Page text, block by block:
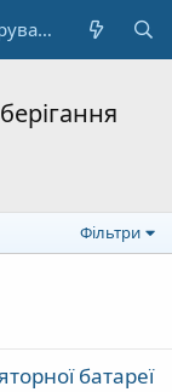
Реєстрування
Фільтри
батареї